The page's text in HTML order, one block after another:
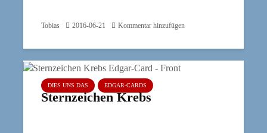
Tobias 2016-06-21 Kommentar hinzufügen
DIES UNS DAS EDGAR-CARDS
Sternzeichen Krebs